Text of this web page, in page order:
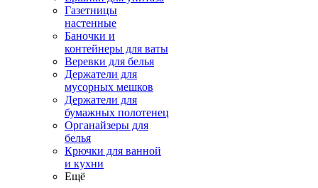
Газетницы
настенные
Баночки и
контейнеры для ваты
Веревки для белья
Держатели для
мусорных мешков
Держатели для
бумажных полотенец
Органайзеры для
белья
Крючки для ванной
и кухни
Ещё